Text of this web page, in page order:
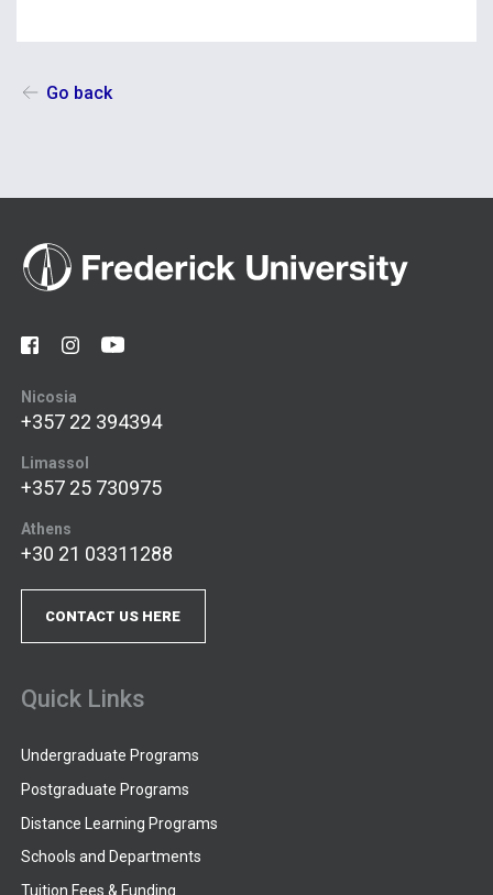
Go back
Nicosia
+357 22 394394
Limassol
+357 25 730975
Athens
+30 21 03311288
CONTACT US HERE
Quick Links
Undergraduate Programs
Postgraduate Programs
Distance Learning Programs
Schools and Departments
Tuition Fees & Funding